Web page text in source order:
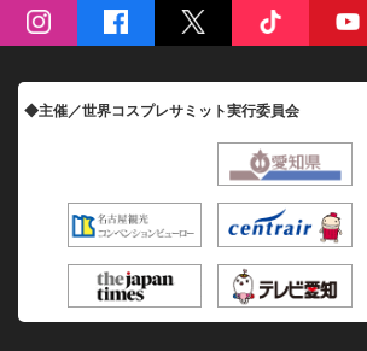
◆主催／世界コスプレサミット実行委員会